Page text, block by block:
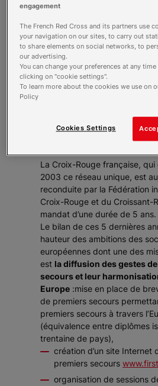
européen de référence
centre européen de
l’éducation aux premiers
(CEREPS) a pour mission
les gestes qui sauvent
public en Europe en
nationales européennes
Rouge et du Croissant-
La Croix-Rouge française,
2003 ce réseau unique, est
reconduite par la Fédération
Croix-Rouge et du Croissant-
mandat d’une durée de 5 ans.
Le bilan de ces 5 dernières
hauteur des ambitions des
européennes dont une des
est la diffusion des gestes
secours et leur
Europe :mise en place de
de premiers secours
premiers secours à travers
(équivalence entre diplômes
trentaine de pays),
création d’un site Internet
premiers secours
organisation de sessions
engagement
The French Red Cross and its partners use
your navigation on our sites, to carry out
to share elements on social networks, to
our advertising.
You can change your preferences at any
clicking on "cookie settings".
To learn more about the cookies we use on
Policy
Cookies Settings